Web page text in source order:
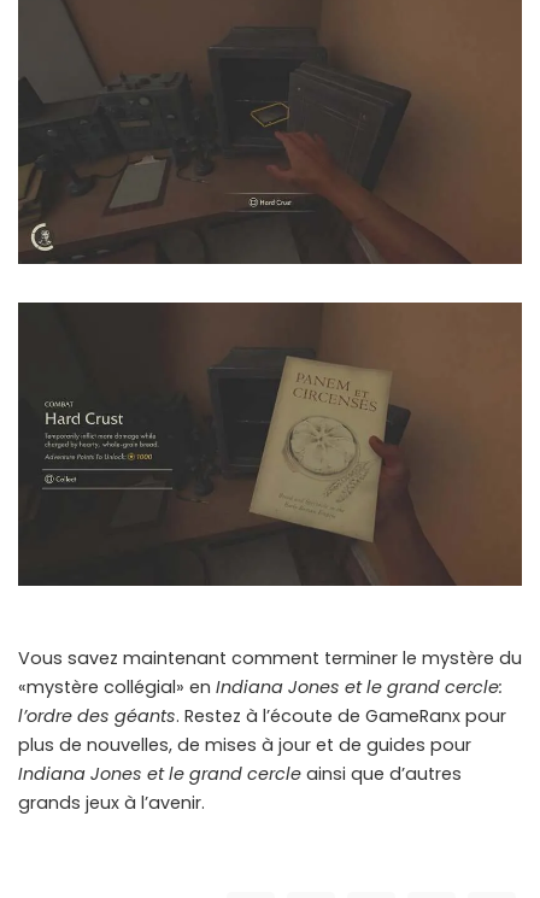
Vous savez maintenant comment terminer le mystère du
«mystère collégial» en Indiana Jones et le grand cercle:
l’ordre des géants. Restez à l’écoute de GameRanx pour
plus de nouvelles, de mises à jour et de guides pour
Indiana Jones et le grand cercle ainsi que d’autres
grands jeux à l’avenir.